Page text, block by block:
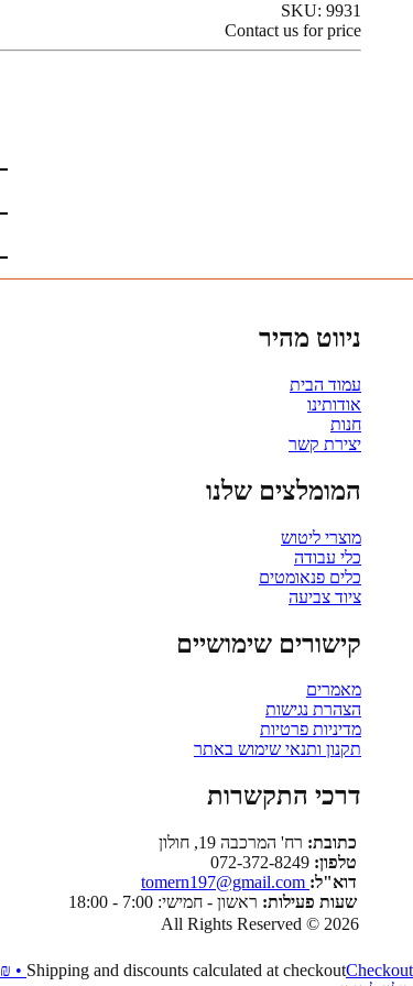
SKU: 9931
Contact us for price
ניווט מהיר
עמוד הבית
אודותינו
חנות
יצירת קשר
המומלצים שלנו
מוצרי ליטוש
כלי עבודה
כלים פנאומטים
ציוד צביעה
קישורים שימושיים
מאמרים
הצהרת נגישות
מדיניות פרטיות
תקנון ותנאי שימוש באתר
דרכי התקשרות
כתובת: רח' המרכבה 19, חולון
טלפון:
דוא"ל:
שעות פעילות: ראשון - חמישי: 7:00 - 18:00
All Rights Reserved © 2026
Shipping and discounts calculated at checkoutCheckout •
₪